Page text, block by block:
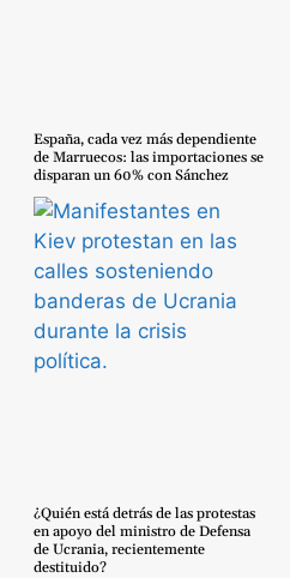
España, cada vez más dependiente
de Marruecos: las importaciones se
disparan un 60% con Sánchez
¿Quién está detrás de las protestas
en apoyo del ministro de Defensa
de Ucrania, recientemente
destituido?